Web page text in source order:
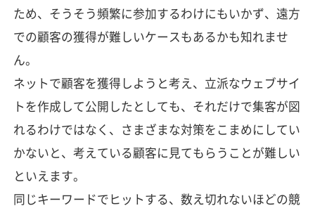
ため、そうそう頻繁に参加するわけにもいかず、遠方
での顧客の獲得が難しいケースもあるかも知れませ
ん。
ネットで顧客を獲得しようと考え、立派なウェブサイ
トを作成して公開したとしても、それだけで集客が図
れるわけではなく、さまざまな対策をこまめにしてい
かないと、考えている顧客に見てもらうことが難しい
といえます。
同じキーワードでヒットする、数え切れないほどの競